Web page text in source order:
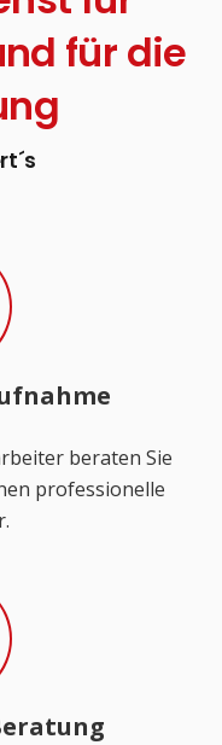
für die
beraten Sie
professionelle